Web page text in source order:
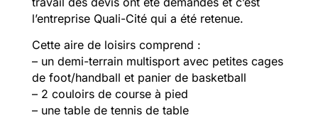
l’entreprise Quali-Cité qui a été retenue.
Cette aire de loisirs comprend :
– un demi-terrain multisport avec petites cages
de foot/handball et panier de basketball
– 2 couloirs de course à pied
– une table de tennis de table